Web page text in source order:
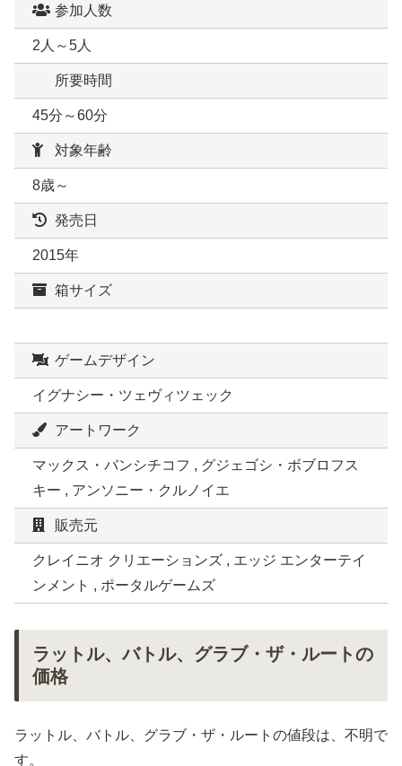
参加人数
2人～5人
所要時間
45分～60分
対象年齢
8歳～
発売日
2015年
箱サイズ
ゲームデザイン
イグナシー・ツェヴィツェック
アートワーク
マックス・バンシチコフ , グジェゴシ・ボブロフス
キー , アンソニー・クルノイエ
販売元
クレイニオ クリエーションズ , エッジ エンターテイ
ンメント , ポータルゲームズ
ラットル、バトル、グラブ・ザ・ルートの
価格
ラットル、バトル、グラブ・ザ・ルートの値段は、不明で
す。